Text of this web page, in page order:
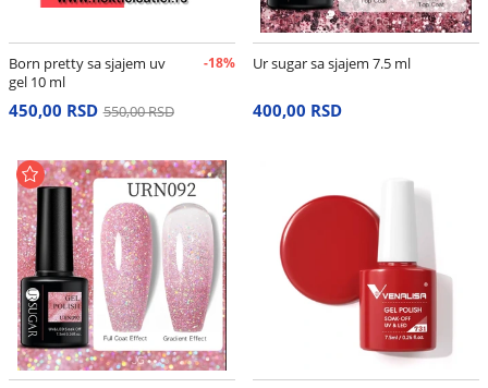
Born pretty sa sjajem uv
gel 10 ml
-18%
450,00 RSD 550,00 RSD
Ur sugar sa sjajem 7.5 ml
400,00 RSD